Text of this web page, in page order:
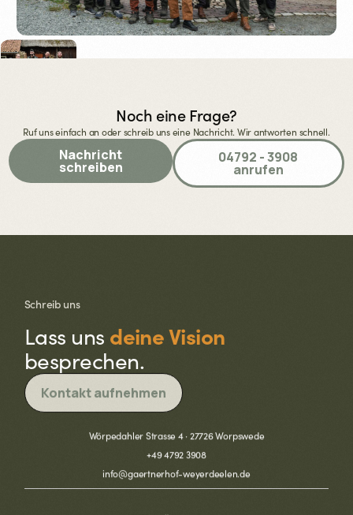
Noch eine Frage?
Ruf uns einfach an oder schreib uns eine Nachricht. Wir antworten schnell.
Nachricht
schreiben
04792 - 3908
anrufen
Schreib uns
Lass uns deine Vision
besprechen.
Kontakt aufnehmen
Wörpedahler Strasse 4 · 27726 Worpswede
+49 4792 3908
info@gaertnerhof-weyerdeelen.de